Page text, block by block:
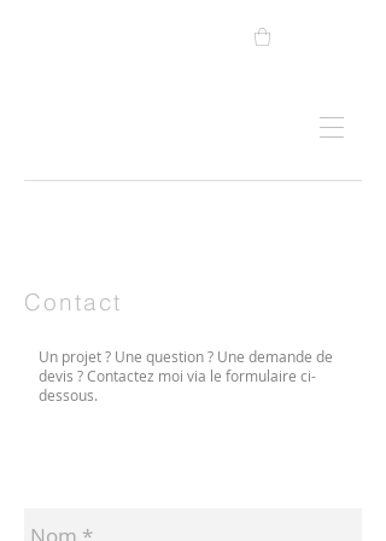
Contact
Un projet ? Une question ? Une demande de
devis ? Contactez moi via le formulaire ci-
dessous.